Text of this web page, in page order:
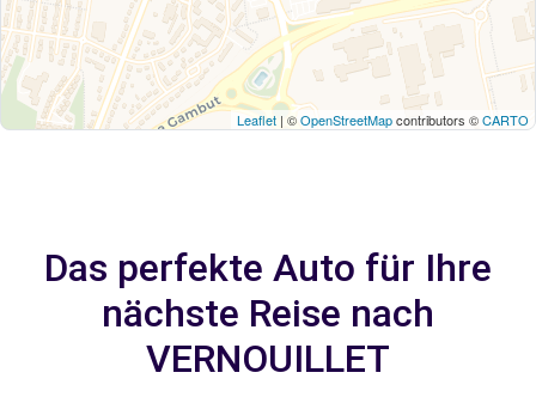
Leaflet | ©OpenStreetMapcontributors ©CARTO
Das perfekte Auto für Ihre
nächste Reise nach
VERNOUILLET